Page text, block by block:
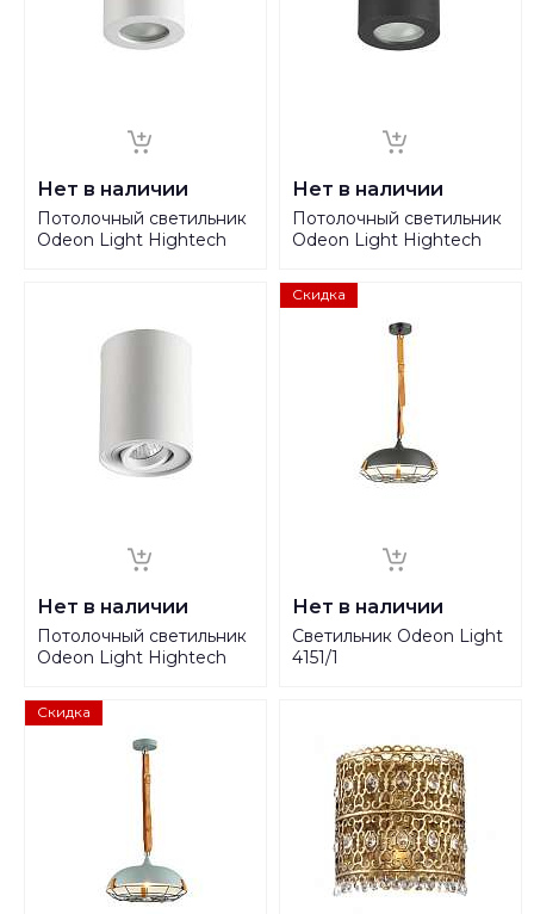
Нет в наличии
Потолочный светильник
Odeon Light Hightech
Нет в наличии
Потолочный светильник
Odeon Light Hightech
Нет в наличии
Потолочный светильник
Odeon Light Hightech
Скидка
Нет в наличии
Светильник Odeon Light
4151/1
Скидка